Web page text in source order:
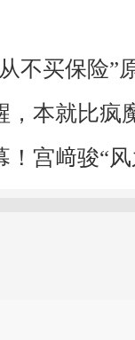
不买保险”
，本就比
！宫﨑骏“